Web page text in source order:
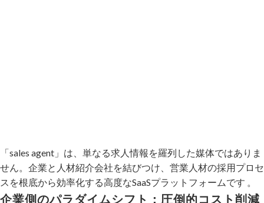
「sales agent」は、単なる求人情報を羅列した媒体ではありま
せん。企業と人材紹介会社を結びつけ、営業人材の採用プロセ
スを根底から効率化する高度なSaaSプラットフォームです 。
企業側のパラダイムシフト：圧倒的コスト削減